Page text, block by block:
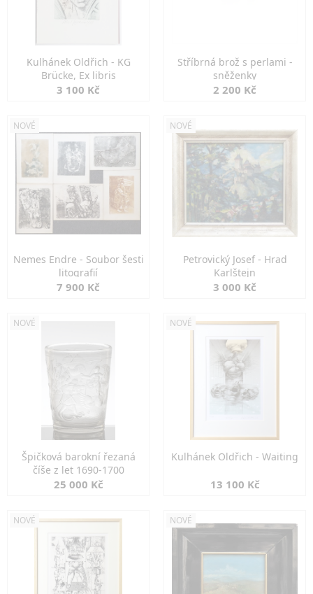
Kulhánek Oldřich - KG
Brücke, Ex libris
3 100 Kč
Stříbrná brož s perlami -
sněženky
2 200 Kč
NOVÉ
Nemes Endre - Soubor šesti
litografií
7 900 Kč
NOVÉ
Petrovický Josef - Hrad
Karlštejn
3 000 Kč
NOVÉ
Špičková barokní řezaná
číše z let 1690-1700
25 000 Kč
NOVÉ
Kulhánek Oldřich - Waiting
13 100 Kč
NOVÉ NOVÉ